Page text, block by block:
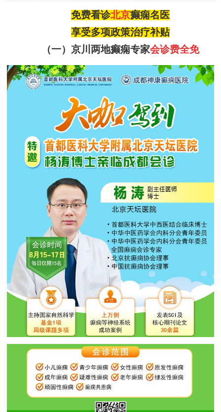
免费看诊北京癫痫名医
享受多项政策治疗补贴
（一） 京川两地癫痫专家会诊费全免